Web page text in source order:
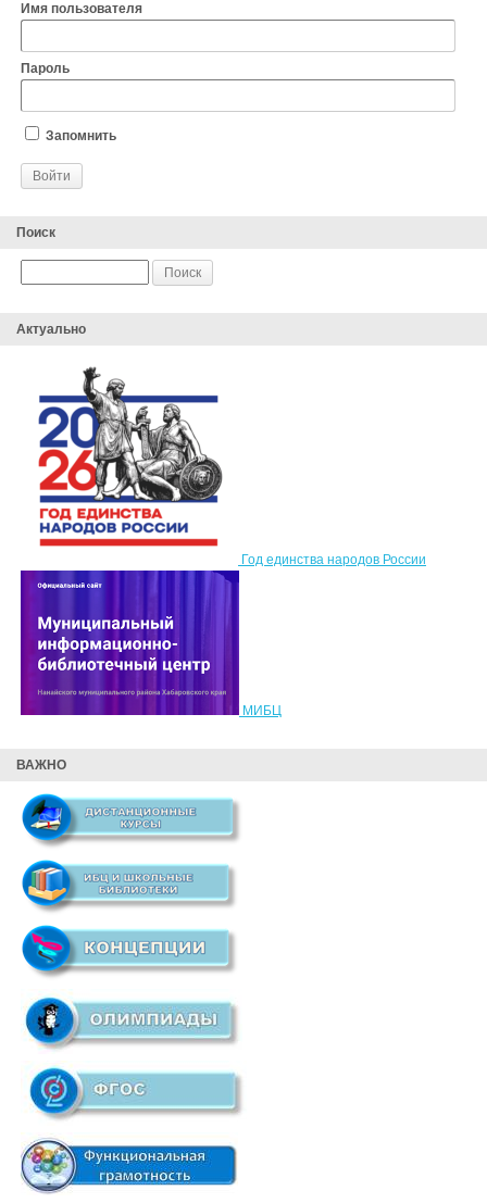
Имя пользователя
Пароль
Запомнить
Поиск
Актуально
Год единства народов России
МИБЦ
ВАЖНО